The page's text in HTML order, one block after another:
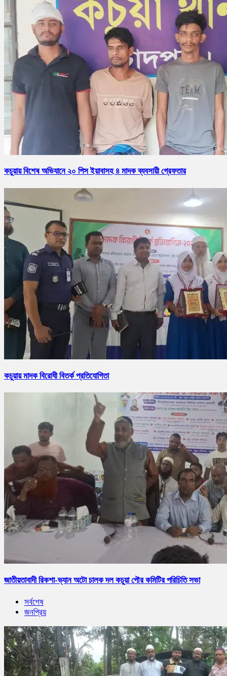
কচুয়ায় বিশেষ অভিযানে ২০ পিস ইয়াবাসহ ৪ মাদক ব্যবসায়ী গ্রেফতার
কচুয়ায় মাদক বিরোধী বিতর্ক প্রতিযোগিতা
জাতীয়তাবাদী রিকশা-ভ্যান অটো চালক দল কচুয়া পৌর কমিটির পরিচিতি সভা
সর্বশেষ
জনপ্রিয়